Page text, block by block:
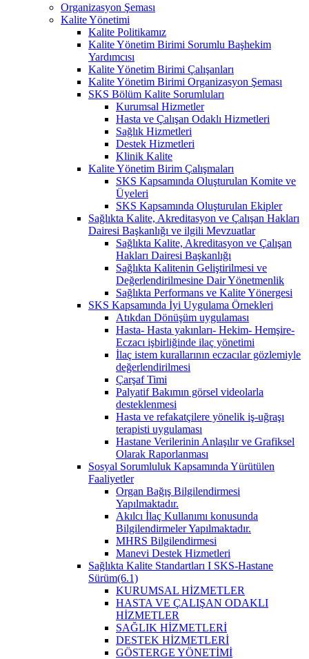
Organizasyon Şeması
Kalite Yönetimi
Kalite Politikamız
Kalite Yönetim Birimi Sorumlu Başhekim
Yardımcısı
Kalite Yönetim Birimi Çalışanları
Kalite Yönetim Birimi Organizasyon Şeması
SKS Bölüm Kalite Sorumluları
Kurumsal Hizmetler
Hasta ve Çalışan Odaklı Hizmetleri
Sağlık Hizmetleri
Destek Hizmetleri
Klinik Kalite
Kalite Yönetim Birim Çalışmaları
SKS Kapsamında Oluşturulan Komite ve
Üyeleri
SKS Kapsamında Oluşturulan Ekipler
Sağlıkta Kalite, Akreditasyon ve Çalışan Hakları
Dairesi Başkanlığı ve ilgili Mevzuatlar
Sağlıkta Kalite, Akreditasyon ve Çalışan
Hakları Dairesi Başkanlığı
Sağlıkta Kalitenin Geliştirilmesi ve
Değerlendirilmesine Dair Yönetmenlik
Sağlıkta Performans ve Kalite Yönergesi
SKS Kapsamında İyi Uygulama Örnekleri
Atıkdan Dönüşüm uygulaması
Hasta- Hasta yakınları- Hekim- Hemşire-
Eczacı işbirliğinde ilaç yönetimi
İlaç istem kurallarının eczacılar gözlemiyle
değerlendirilmesi
Çarşaf Timi
Palyatif Bakımın görsel videolarla
desteklenmesi
Hasta ve refakatçilere yönelik iş-uğraşı
terapisti uygulaması
Hastane Verilerinin Anlaşılır ve Grafiksel
Olarak Raporlanması
Sosyal Sorumluluk Kapsamında Yürütülen
Faaliyetler
Organ Bağış Bilgilendirmesi
Yapılmaktadır.
Akılcı İlaç Kullanımı konusunda
Bilgilendirmeler Yapılmaktadır.
MHRS Bilgilendirmesi
Manevi Destek Hizmetleri
Sağlıkta Kalite Standartları I SKS-Hastane
Sürüm(6.1)
KURUMSAL HİZMETLER
HASTA VE ÇALIŞAN ODAKLI
HİZMETLER
SAĞLIK HİZMETLERİ
DESTEK HİZMETLERİ
GÖSTERGE YÖNETİMİ